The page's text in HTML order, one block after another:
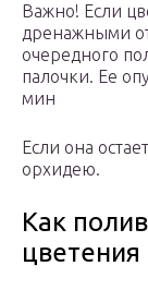
Важно! Если
дренажными
очередного
палочки. Ее
мин
Если она
орхидею.
Как
цветения